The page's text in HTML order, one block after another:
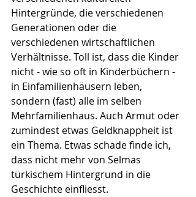
Hintergründe, die verschiedenen
Generationen oder die
verschiedenen wirtschaftlichen
Verhältnisse. Toll ist, dass die Kinder
nicht - wie so oft in Kinderbüchern -
in Einfamilienhäusern leben,
sondern (fast) alle im selben
Mehrfamilienhaus. Auch Armut oder
zumindest etwas Geldknappheit ist
ein Thema. Etwas schade finde ich,
dass nicht mehr von Selmas
türkischem Hintergrund in die
Geschichte einfliesst.